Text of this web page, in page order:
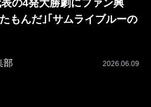
の4発大勝劇にファン興
もんだ｣｢サムライブルーの
部 2026.06.09